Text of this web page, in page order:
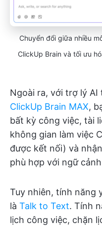
Chuyển đổi giữa nhiều
ClickUp Brain và tối ưu
Ngoài ra, với trợ lý
ClickUp Brain MAX,
bất kỳ công việc, tài
không gian làm việc
được kết nối) và
phù hợp với ngữ
Tuy nhiên, tính năng
là Talk to Text. Tính
lịch công việc, chặn